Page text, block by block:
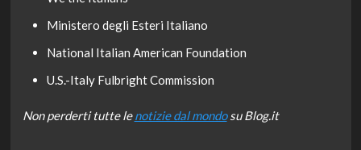
Ministero degli Esteri Italiano
National Italian American Foundation
U.S.-Italy Fulbright Commission
Non perderti tutte lenotizie dal mondosu Blog.it